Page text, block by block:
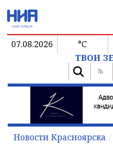
07.08.2026 °C
ТВОИ
Новости Красноярска